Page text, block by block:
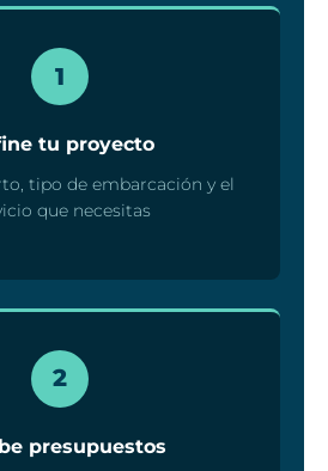
1
tu proyecto
tipo de embarcación y el
que necesitas
2
presupuestos